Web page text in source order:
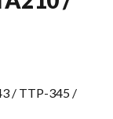
/ TTP-345 /